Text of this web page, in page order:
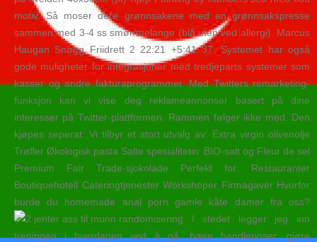
motiv. Så moser dere grønnsakene med en grønnsakspresse
sammen med 3-4 ss smør/melange (blå uten ved allergi). Marcus
Haugan Snøgg Friidrett 2 22:21 +5:41 37. Systemet har også
gode muligheter for integrasjoner med tredjeparts systemer som
kasser og andre fakturaprogrammer. Med Twitters remarketing-
funksjon kan vi vise deg reklameannonser basert på dine
interesser på Twitter-plattformen. Rammen følger ikke med. Den
kjøpes seperat. Vi tilbyr et stort utvalg av: Extra virgin olivenolje
Trøfler Økologisk pasta Salte spesialiteter BIO-salt og Fleur de sel
Premium Fair Trade-sjokolade Perfekt for: Restauranter
Boutiquehotell Cateringtjenester Workshoper Firmagaver Hvorfor
burde du homemade anal porn gamle kåte damer fra oss?
I stedet legger jeg inn
treningen i hverdagen ved å gå, bære handleposer, gjøre